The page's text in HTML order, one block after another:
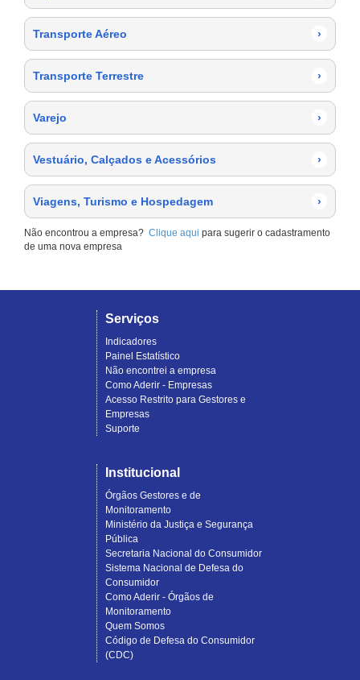
Transporte Aéreo ›
Transporte Terrestre ›
Varejo ›
Vestuário, Calçados e Acessórios ›
Viagens, Turismo e Hospedagem ›
Não encontrou a empresa? Clique aqui para sugerir o cadastramento
de uma nova empresa
Serviços
Indicadores
Painel Estatístico
Não encontrei a empresa
Como Aderir - Empresas
Acesso Restrito para Gestores e
Empresas
Suporte
Institucional
Órgãos Gestores e de
Monitoramento
Ministério da Justiça e Segurança
Pública
Secretaria Nacional do Consumidor
Sistema Nacional de Defesa do
Consumidor
Como Aderir - Órgãos de
Monitoramento
Quem Somos
Código de Defesa do Consumidor
(CDC)